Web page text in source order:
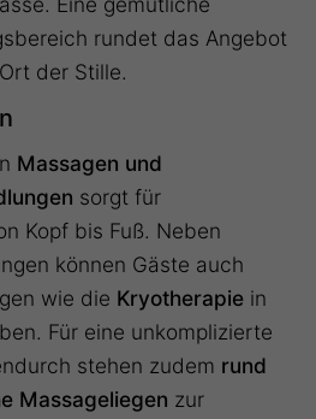
rundet das Angebot
der Stille.
Massagen und
sorgt für
Kopf bis Fuß. Neben
können Gäste auch
wie die Kryotherapie in
Für eine unkomplizierte
stehen zudem rund
Massageliegen zur